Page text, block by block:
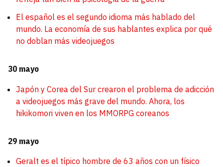
El español es el segundo idioma más hablado del
mundo. La economía de sus hablantes explica por qué
no doblan más videojuegos
30 mayo
Japón y Corea del Sur crearon el problema de adicción
a videojuegos más grave del mundo. Ahora, los
hikikomori viven en los MMORPG coreanos
29 mayo
Geralt es el típico hombre de 63 años con un físico